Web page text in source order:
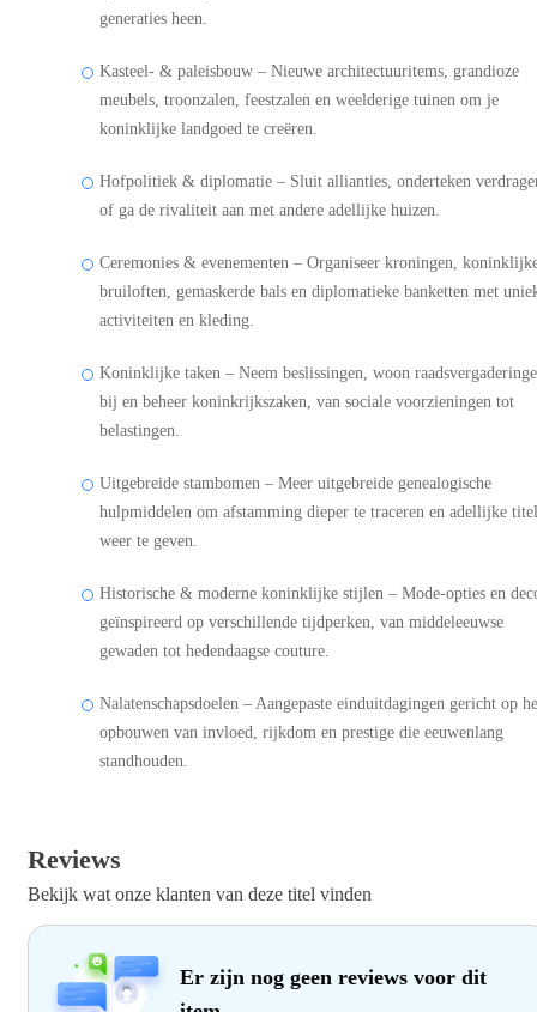
generaties heen.
Kasteel- & paleisbouw – Nieuwe architectuuritems, grandioze
meubels, troonzalen, feestzalen en weelderige tuinen om je
koninklijke landgoed te creëren.
Hofpolitiek & diplomatie – Sluit allianties, onderteken
of ga de rivaliteit aan met andere adellijke huizen.
Ceremonies & evenementen – Organiseer kroningen,
bruiloften, gemaskerde bals en diplomatieke banketten met
activiteiten en kleding.
Koninklijke taken – Neem beslissingen, woon
bij en beheer koninkrijkszaken, van sociale voorzieningen tot
belastingen.
Uitgebreide stambomen – Meer uitgebreide genealogische
hulpmiddelen om afstamming dieper te traceren en adellijke
weer te geven.
Historische & moderne koninklijke stijlen – Mode-opties en
geïnspireerd op verschillende tijdperken, van middeleeuwse
gewaden tot hedendaagse couture.
Nalatenschapsdoelen – Aangepaste einduitdagingen gericht op
opbouwen van invloed, rijkdom en prestige die eeuwenlang
standhouden.
Reviews
Bekijk wat onze klanten van deze titel vinden
Er zijn nog geen reviews voor dit